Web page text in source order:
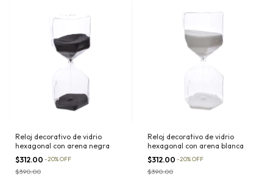
Reloj decorativo de vidrio
hexagonal con arena negra
$312.00 -20%OFF
$390.00
Reloj decorativo de vidrio
hexagonal con arena blanca
$312.00 -20%OFF
$390.00